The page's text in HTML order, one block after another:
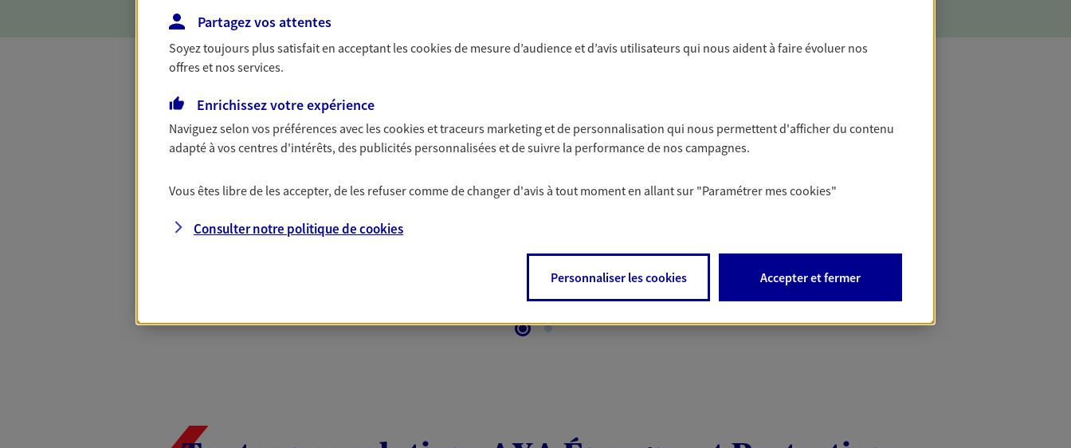
Complémentaire Santé
Et si préserver votre budget, c’était aussi prendre soin de votre santé ? Avec le contrat Ma
votre cotisation, si vous avez 60 ans et plus ; et si vous êtes un travailleur non salarié.
Contactez-nous pour plus d’information sur l’offre et ses conditions.
Partagez vos attentes
Soyez toujours plus satisfait en acceptant lescookiesde mesure d’audience et d’avis utilisateurs qui nous aident à faire évoluer nos
offres et nos services.
Enrichissez votre expérience
Naviguez selon vos préférences avec lescookies et traceurs marketing et de personnalisation qui nous permettent d'afficher du contenu
adapté à vos centres d'intérêts, des publicités personnalisées et de suivre la performance de nos campagnes.
Vous êtes libre de les accepter, de les refuser comme de changer d'avis à tout moment en allant sur "Paramétrer mescookies"
Consulter notre politique decookies
Personnaliser les cookies Accepter et fermer